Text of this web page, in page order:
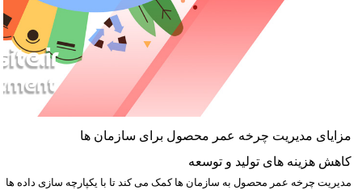
مزایای مدیریت چرخه عمر محصول برای سازمان ها
کاهش هزینه های تولید و توسعه
مدیریت چرخه عمر محصول به سازمان ها کمک می کند تا با یکپارچه سازی داده ها